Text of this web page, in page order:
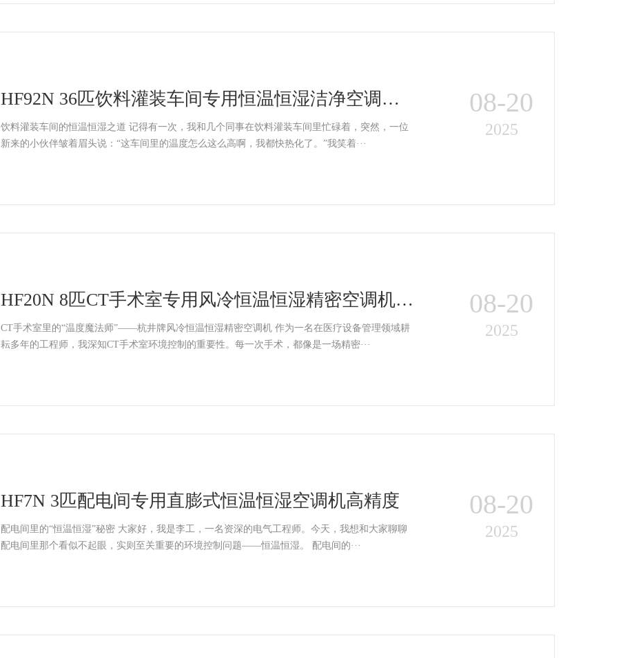
HF92N 36匹饮料灌装车间专用恒温恒湿洁净空调机
高精度
饮料灌装车间的恒温恒湿之道 记得有一次，我和几个同事在饮料灌装车间里忙碌着，突然，一位
新来的小伙伴皱着眉头说：“这车间里的温度怎么这么高啊，我都快热化了。”我笑着···
08-20
2025
HF20N 8匹CT手术室专用风冷恒温恒湿精密空调机快
速降温
CT手术室里的“温度魔法师”——杭井牌风冷恒温恒湿精密空调机 作为一名在医疗设备管理领域耕
耘多年的工程师，我深知CT手术室环境控制的重要性。每一次手术，都像是一场精密···
08-20
2025
HF7N 3匹配电间专用直膨式恒温恒湿空调机高精度
配电间里的“恒温恒湿”秘密 大家好，我是李工，一名资深的电气工程师。今天，我想和大家聊聊
配电间里那个看似不起眼，实则至关重要的环境控制问题——恒温恒湿。 配电间的···
08-20
2025